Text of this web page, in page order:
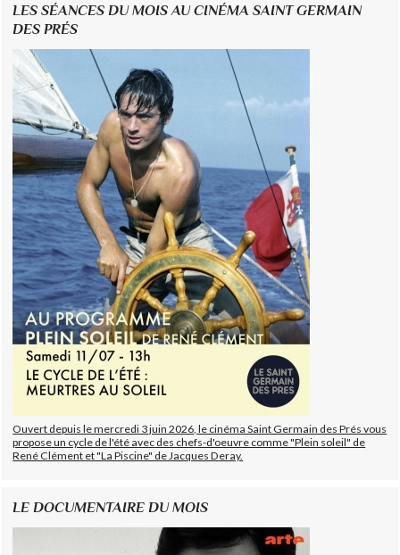
LES SÉANCES DU MOIS AU CINÉMA SAINT GERMAIN
DES PRÉS
Ouvert depuis le mercredi 3 juin 2026, le cinéma Saint Germain des Prés vous
propose un cycle de l'été avec des chefs-d'oeuvre comme "Plein soleil" de
René Clément et "La Piscine" de Jacques Deray.
LE DOCUMENTAIRE DU MOIS